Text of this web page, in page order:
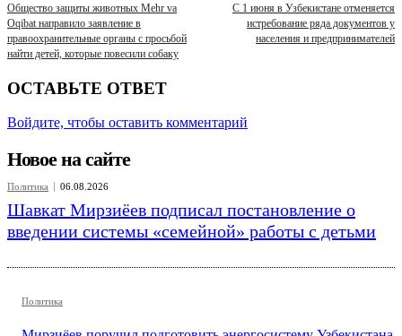
Общество защиты животных Mehr va
Oqibat направило заявление в
правоохранительные органы с просьбой
найти детей, которые повесили собаку
С 1 июня в Узбекистане отменяется
истребование ряда документов у
населения и предпринимателей
ОСТАВЬТЕ ОТВЕТ
Войдите, чтобы оставить комментарий
Новое на сайте
Политика 06.08.2026
Шавкат Мирзиёев подписал постановление о
введении системы «семейной» работы с детьми
Политика